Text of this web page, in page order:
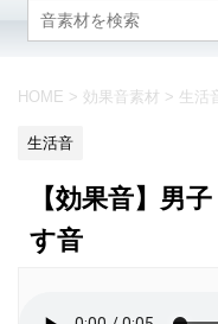
HOME > 効果音素材 > 生活
生活音
【効果音】男
す音